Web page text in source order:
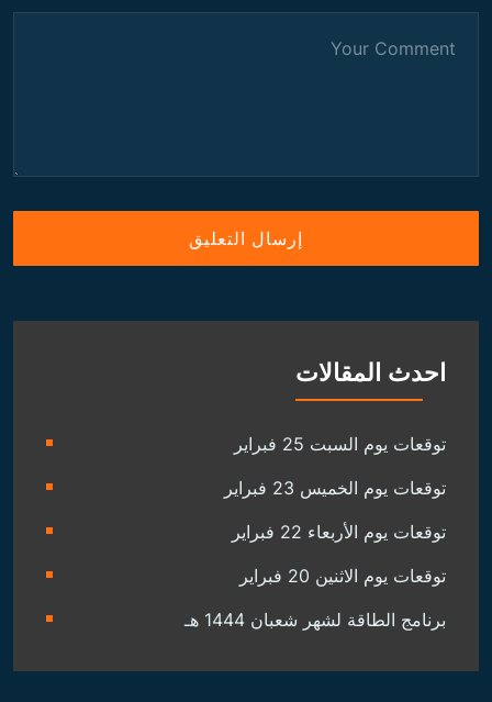
احدث المقالات
توقعات يوم السبت 25 فبراير
توقعات يوم الخميس 23 فبراير
توقعات يوم الأربعاء 22 فبراير
توقعات يوم الاثنين 20 فبراير
برنامج الطاقة لشهر شعبان 1444 هـ